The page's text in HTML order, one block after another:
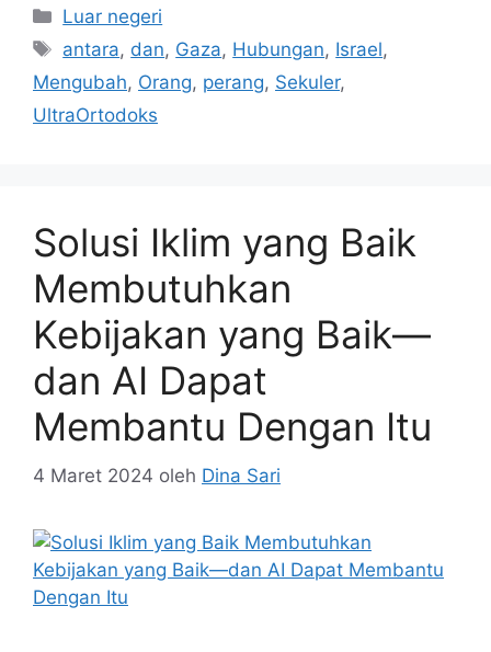
Kategori
Luar negeri
Tag
antara, dan, Gaza, Hubungan, Israel,
Mengubah, Orang, perang, Sekuler,
UltraOrtodoks
Solusi Iklim yang Baik
Membutuhkan
Kebijakan yang Baik—
dan AI Dapat
Membantu Dengan Itu
4 Maret 2024 oleh Dina Sari